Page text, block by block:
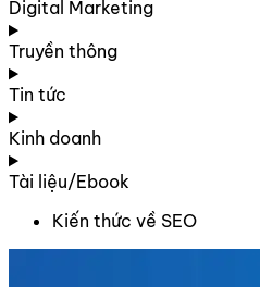
Digital Marketing
Truyền thông
Tin tức
Kinh doanh
Tài liệu/Ebook
Kiến thức về SEO